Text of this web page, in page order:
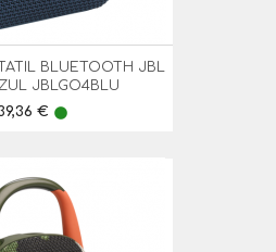
BLUETOOTH JBL
JBLGO4BLU
€ lens